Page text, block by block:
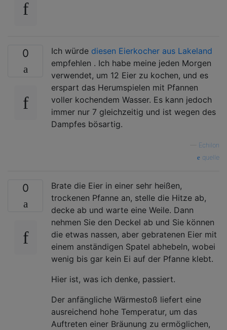
0 Ich würde diesen Eierkocher aus Lakeland
empfehlen . Ich habe meine jeden Morgen
verwendet, um 12 Eier zu kochen, und es
erspart das Herumspielen mit Pfannen
voller kochendem Wasser. Es kann jedoch
immer nur 7 gleichzeitig und ist wegen des
Dampfes bösartig.
Echilon
quelle
0
Brate die Eier in einer sehr heißen,
trockenen Pfanne an, stelle die Hitze ab,
decke ab und warte eine Weile. Dann
nehmen Sie den Deckel ab und Sie können
die etwas nassen, aber gebratenen Eier mit
einem anständigen Spatel abhebeln, wobei
wenig bis gar kein Ei auf der Pfanne klebt.
Hier ist, was ich denke, passiert.
Der anfängliche Wärmestoß liefert eine
ausreichend hohe Temperatur, um das
Auftreten einer Bräunung zu ermöglichen,